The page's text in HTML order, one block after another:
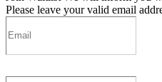
Please leave your valid email